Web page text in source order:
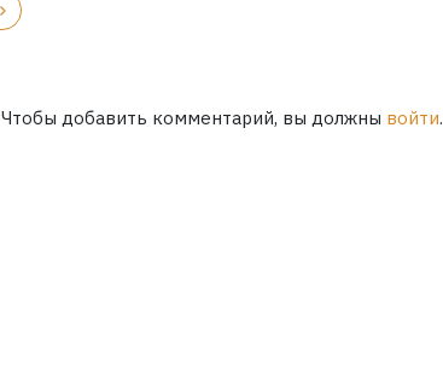
Чтобы добавить комментарий, вы должны войти.